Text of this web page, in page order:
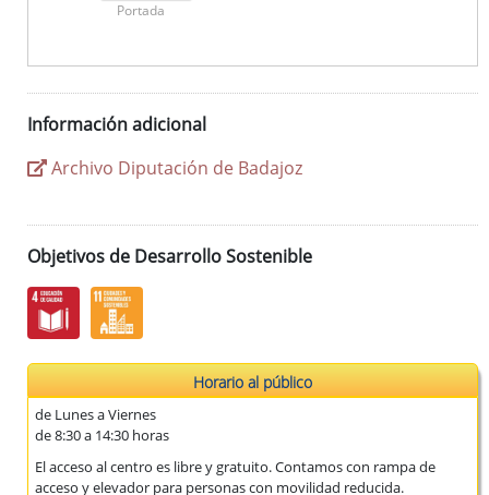
Portada
Información adicional
Archivo Diputación de Badajoz
Objetivos de Desarrollo Sostenible
Horario al público
de Lunes a Viernes
de 8:30 a 14:30 horas
El acceso al centro es libre y gratuito. Contamos con rampa de
acceso y elevador para personas con movilidad reducida.